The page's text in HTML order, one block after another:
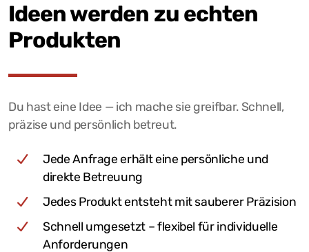
Ideen werden zu echten
Produkten
Du hast eine Idee — ich mache sie greifbar. Schnell,
präzise und persönlich betreut.
Jede Anfrage erhält eine persönliche und
direkte Betreuung
Jedes Produkt entsteht mit sauberer Präzision
Schnell umgesetzt – flexibel für individuelle
Anforderungen